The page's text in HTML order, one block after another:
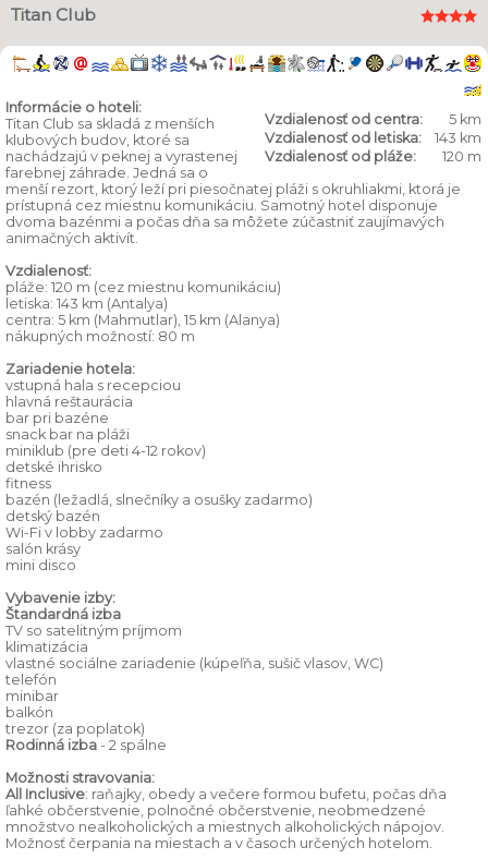
Titan Club
Vzdialenosť od centra:
5 km
Vzdialenosť od letiska:
143 km
Vzdialenosť od pláže:
120 m
Informácie o hoteli:
Titan Club sa skladá z menších
klubových budov, ktoré sa
nachádzajú v peknej a vyrastenej
farebnej záhrade. Jedná sa o
menší rezort, ktorý leží pri piesočnatej pláži s okruhliakmi, ktorá je
prístupná cez miestnu komunikáciu. Samotný hotel disponuje
dvoma bazénmi a počas dňa sa môžete zúčastniť zaujímavých
animačných aktivít.
Vzdialenosť:
pláže: 120 m (cez miestnu komunikáciu)
letiska: 143 km (Antalya)
centra: 5 km (Mahmutlar), 15 km (Alanya)
nákupných možností: 80 m
Zariadenie hotela:
vstupná hala s recepciou
hlavná reštaurácia
bar pri bazéne
snack bar na pláži
miniklub (pre deti 4-12 rokov)
detské ihrisko
fitness
bazén (ležadlá, slnečníky a osušky zadarmo)
detský bazén
Wi-Fi v lobby zadarmo
salón krásy
mini disco
Vybavenie izby:
Štandardná izba
TV so satelitným príjmom
klimatizácia
vlastné sociálne zariadenie (kúpeľňa, sušič vlasov, WC)
telefón
minibar
balkón
trezor (za poplatok)
Rodinná izba - 2 spálne
Možnosti stravovania:
All Inclusive: raňajky, obedy a večere formou bufetu, počas dňa
ľahké občerstvenie, polnočné občerstvenie, neobmedzené
množstvo nealkoholických a miestnych alkoholických nápojov.
Možnosť čerpania na miestach a v časoch určených hotelom.